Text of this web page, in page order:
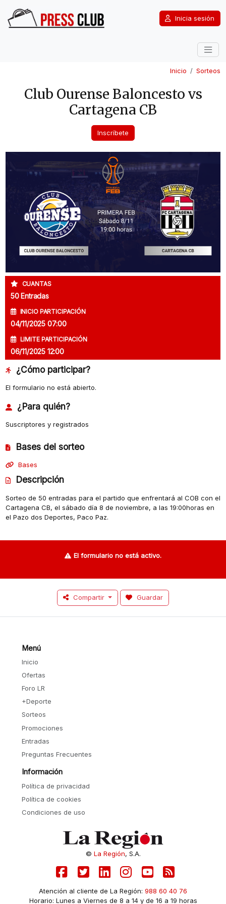
Inicia sesión
Inicio Sorteos
Club Ourense Baloncesto vs
Cartagena CB
Inscríbete
CUANTAS
50 Entradas
INICIO PARTICIPACIÓN
04/11/2025 07:00
LIMITE PARTICIPACIÓN
06/11/2025 12:00
¿Cómo participar?
El formulario no está abierto.
¿Para quién?
Suscriptores y registrados
Bases del sorteo
Bases
Descripción
Sorteo de 50 entradas para el partido que enfrentará al COB con el
Cartagena CB, el sábado día 8 de noviembre, a las 19:00horas en
el Pazo dos Deportes, Paco Paz.
El formulario no está activo.
Compartir Guardar
Menú
Inicio
Ofertas
Foro LR
+Deporte
Sorteos
Promociones
Entradas
Preguntas Frecuentes
Información
Política de privacidad
Política de cookies
Condiciones de uso
© La Región, S.A.
Atención al cliente de La Región: 988 60 40 76
Horario: Lunes a Viernes de 8 a 14 y de 16 a 19 horas